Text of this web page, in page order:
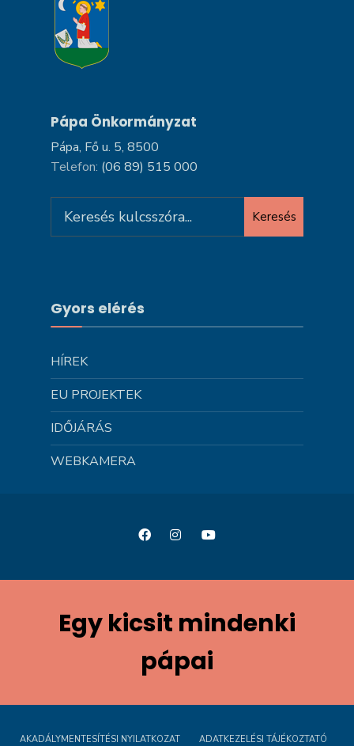
Pápa Önkormányzat
Pápa, Fő u. 5, 8500
Telefon: (06 89) 515 000
for:
Keresés
Gyors elérés
HÍREK
EU PROJEKTEK
IDŐJÁRÁS
WEBKAMERA
Egy kicsit mindenki
pápai
AKADÁLYMENTESÍTÉSI NYILATKOZAT ADATKEZELÉSI TÁJÉKOZTATÓ